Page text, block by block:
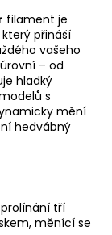
filament je
přináší
vašeho
– od
hladký
s
mění
hedvábný
tří
měnící se